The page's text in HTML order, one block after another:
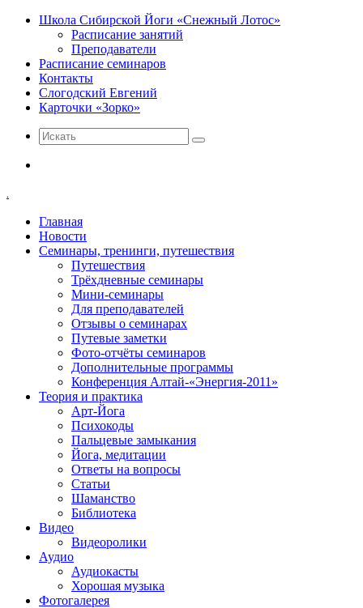
Школа Сибирской Йоги «Снежный Лотос»
Расписание занятий
Преподаватели
Расписание семинаров
Контакты
Слогодский Евгений
Карточки «Зорко»
Искать
.
Главная
Новости
Семинары, тренинги, путешествия
Путешествия
Трёхдневные семинары
Мини-семинары
Для преподавателей
Отзывы о семинарах
Путевые заметки
Фото-отчёты семинаров
Дополнительные программы
Конференция Алтай-«Энергия-2011»
Теория и практика
Арт-Йога
Психокоды
Пальцевые замыкания
Йога, медитации
Ответы на вопросы
Статьи
Шаманство
Библиотека
Видео
Видеоролики
Аудио
Аудиокасты
Хорошая музыка
Фотогалерея